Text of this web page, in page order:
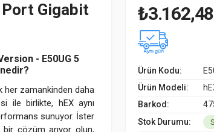
Port Gigabit
- E50UG 5
her zamankinden daha
ile birlikte, hEX aynı
sunuyor. İster
çözüm arıyor olun,
₺3.162,48
Ürün Kodu:
Ürün Modeli:
Barkod:
Stok Durumu: